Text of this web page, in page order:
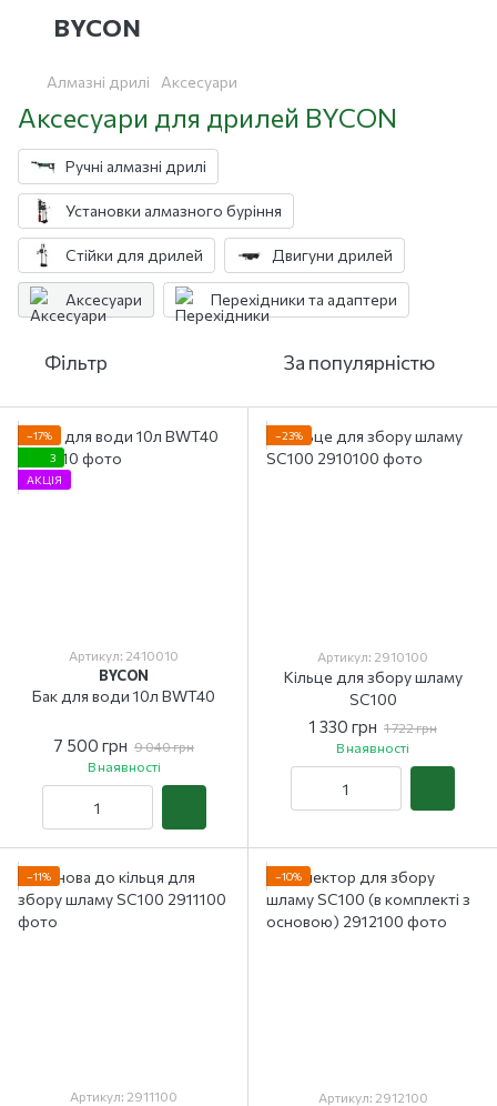
BYCON
Алмазні дрилі Аксесуари
Аксесуари для дрилей BYCON
Ручні алмазні дрилі
Установки алмазного буріння
Стійки для дрилей Двигуни дрилей
Аксесуари Перехідники та адаптери
Фільтр За популярністю
−17%
3
АКЦІЯ
Артикул: 2410010
BYCON
Бак для води 10л BWT40
7 500 грн 9 040 грн
В наявності
−23%
Артикул: 2910100
Кільце для збору шламу
SC100
1 330 грн 1 722 грн
В наявності
−11%
Артикул: 2911100
−10%
Артикул: 2912100